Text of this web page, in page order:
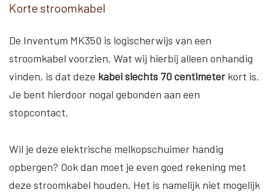
Korte stroomkabel
De Inventum MK350 is logischerwijs van een
stroomkabel voorzien. Wat wij hierbij alleen onhandig
vinden, is dat deze kabel slechts 70 centimeterkort is.
Je bent hierdoor nogal gebonden aan een
stopcontact.
Wil je deze elektrische melkopschuimer handig
opbergen? Ook dan moet je even goed rekening met
deze stroomkabel houden. Het is namelijk niet mogelijk